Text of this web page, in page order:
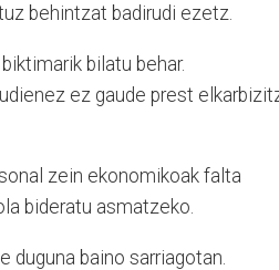
behintzat badirudi ezetz.
bilatu behar.
ez gaude prest
zein ekonomikoak falta
bideratu asmatzeko.
duguna baino sarriagotan.